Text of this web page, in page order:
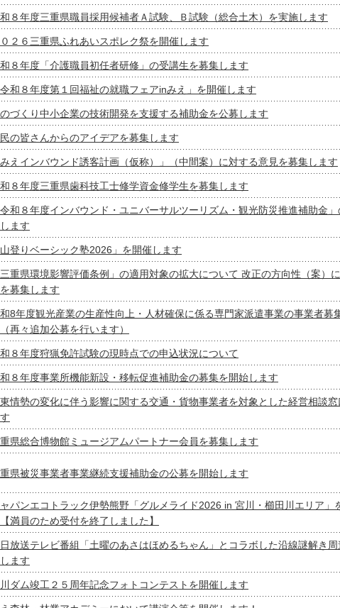
８年度三重県職員採用候補者Ａ試験、Ｂ試験（総合土木）を実施します
２６三重県ふれあいスポレク祭を開催します
８年度「介護職員初任者研修」の受講生を募集します
和８年度第１回福祉の就職フェアinみえ」を開催します
づくり中小企業の技術開発を支援する補助金を公募します
の皆さんからのアイデアを募集します
えインバウンド誘客計画（仮称）」（中間案）に対する意見を募集します
８年度三重県歯科技工士修学資金修学生を募集します
和８年度インバウンド・ユニバーサルツーリズム・観光防災推進補助金
ます
登りベーシック塾2026」を開催します
重県環境影響評価条例」の適用対象の拡大について 改正の方向性（案）
募集します
8年度観光産業の生産性向上・人材確保に係る専門家派遣事業の事業者募
再々追加公募を行います）
８年度狩猟免許試験の現時点での申込状況について
８年度事業所機能新設・移転促進補助金の募集を開始します
情勢の変化に伴う影響に関する交通・貨物事業者を対象とした経営相談窓
県総合博物館ミュージアムパートナー会員を募集します
県被災事業者事業継続支援補助金の公募を開始します
パンエコトラック伊勢熊野「グルメライド2026 in 宮川・櫛田川エリア」
満員のため受付を終了しました】
放送テレビ番組「土曜のあさはほめるちゃん」とコラボした沿線謎解き
ます
ダム竣工２５周年記念フォトコンテストを開催します